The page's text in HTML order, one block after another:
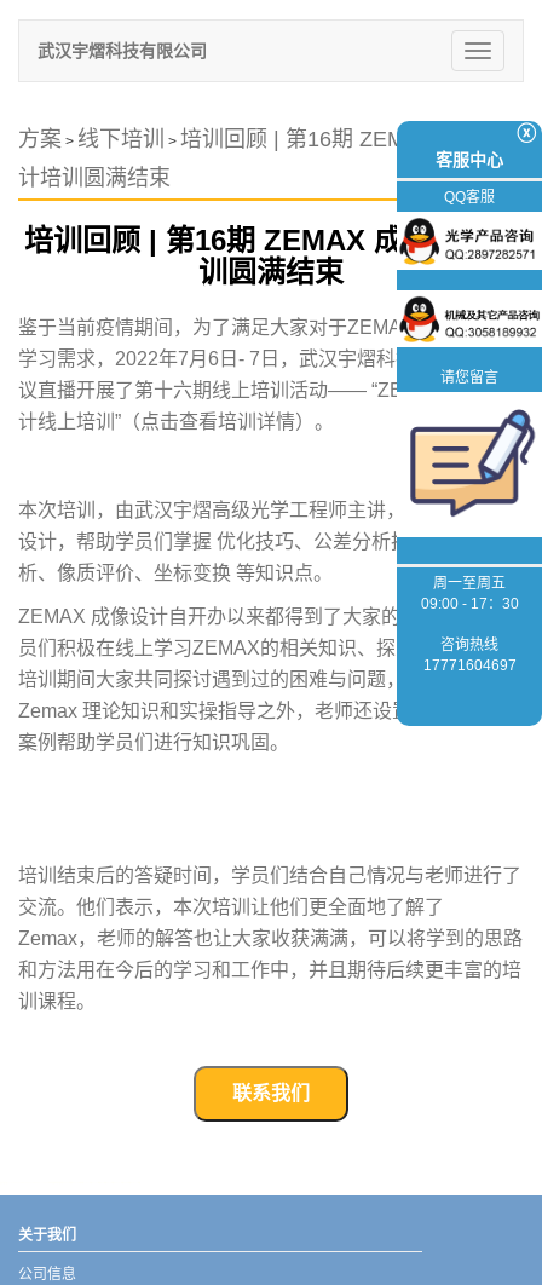
切
换
武汉宇熠科技有限公司
方案 > 线下培训 > 培训回顾 | 第16期 ZEMAX 成像设
计培训圆满结束
培训回顾 | 第16期 ZEMAX 成像设计培
训圆满结束
鉴于当前疫情期间，为了满足大家对于ZEMAX 成像设计的
学习需求，2022年7月6日- 7日，武汉宇熠科技通过腾讯会
议直播开展了第十六期线上培训活动—— “ZEMAX 成像设
计线上培训”（点击查看培训详情） 。
本次培训，由武汉宇熠高级光学工程师主讲，针对序列成像
设计，帮助学员们掌握 优化技巧、公差分析技巧、热分
析、像质评价、坐标变换 等知识点。
ZEMAX 成像设计自开办以来都得到了大家的热烈响应。学
员们积极在线上学习ZEMAX的相关知识、探究成像设计。
培训期间大家共同探讨遇到过的困难与问题，除了常规性的
Zemax 理论知识和实操指导之外，老师还设置了很多练习
案例帮助学员们进行知识巩固。
培训结束后的答疑时间，学员们结合自己情况与老师进行了
交流。他们表示，本次培训让他们更全面地了解了
Zemax，老师的解答也让大家收获满满，可以将学到的思路
和方法用在今后的学习和工作中，并且期待后续更丰富的培
训课程。
联系我们
ⓧ
客服中心
QQ客服
请您留言
周一至周五
09:00 - 17：30
咨询热线
17771604697
关于我们
公司信息